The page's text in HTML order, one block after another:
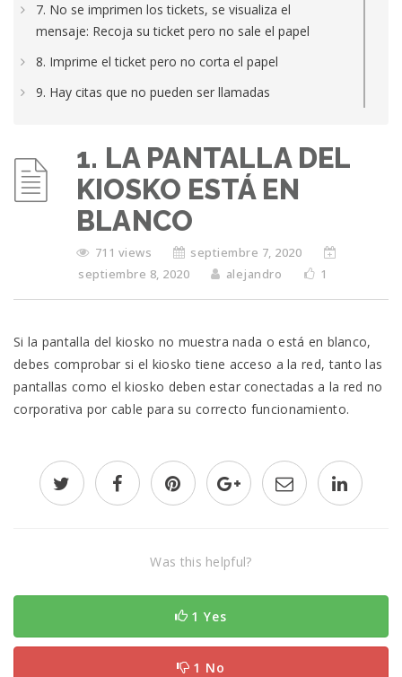
7. No se imprimen los tickets, se visualiza el
mensaje: Recoja su ticket pero no sale el papel
8. Imprime el ticket pero no corta el papel
9. Hay citas que no pueden ser llamadas
11. No se quiere seguir atendiendo más clientes.
12. Modificación de los horarios de apertura
13. Configuración de Raspberry para “Fila única”
14. Dudas del cem/administador
15. Dudas sobre la planificación
16. Dudas del trabajadores del puesto
17. Dudas sobre la llamada de las citas
18. Puesta en marcha de Kiosco
1. LA PANTALLA DEL
KIOSKO ESTÁ EN
BLANCO
711 views
septiembre 7, 2020
septiembre 8, 2020
alejandro 1
Si la pantalla del kiosko no muestra nada o está en blanco,
debes comprobar si el kiosko tiene acceso a la red, tanto las
pantallas como el kiosko deben estar conectadas a la red no
corporativa por cable para su correcto funcionamiento.
Was this helpful?
1 Yes
1 No